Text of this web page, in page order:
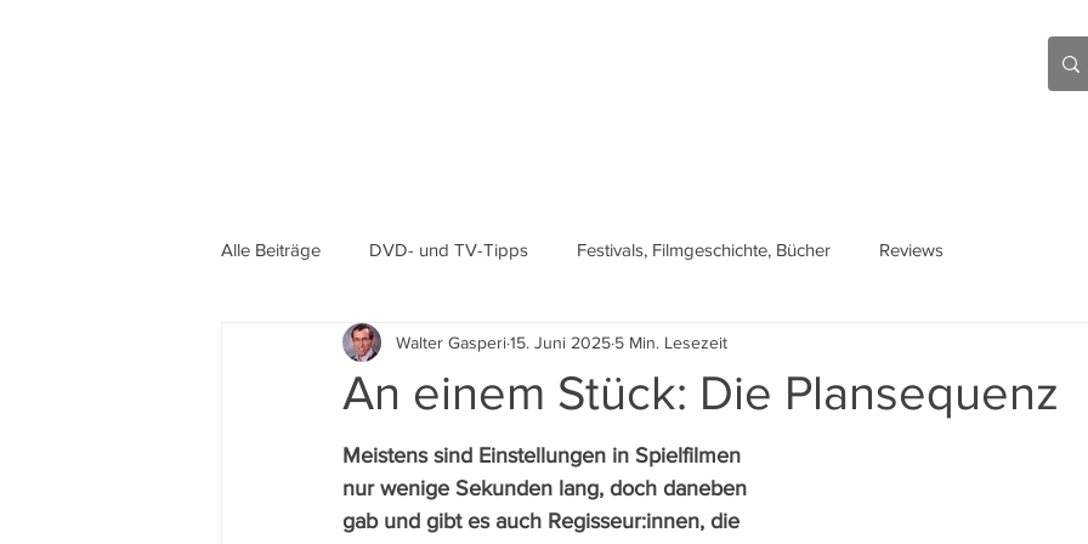
Alle Beiträge DVD- und TV-Tipps Festivals, Filmgeschichte, Bücher Reviews
An einem Stück: Die Plansequenz
Walter Gasperi15. Juni 2025 5 Min. Lesezeit
Meistens sind Einstellungen in Spielfilmen
nur wenige Sekunden lang, doch daneben
gab und gibt es auch Regisseur:innen, die